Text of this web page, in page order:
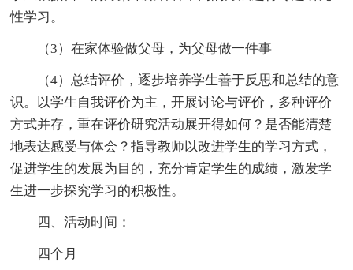
性学习。
（3）在家体验做父母，为父母做一件事
（4）总结评价，逐步培养学生善于反思和总结的意
识。以学生自我评价为主，开展讨论与评价，多种评价
方式并存，重在评价研究活动展开得如何？是否能清楚
地表达感受与体会？指导教师以改进学生的学习方式，
促进学生的发展为目的，充分肯定学生的成绩，激发学
生进一步探究学习的积极性。
四、活动时间：
四个月